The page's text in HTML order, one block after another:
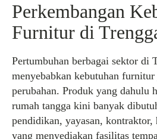
Perkembangan
Furnitur di
Pertumbuhan berbagai sektor di
menyebabkan kebutuhan
perubahan. Produk yang dahulu
rumah tangga kini banyak
pendidikan, yayasan, kontraktor,
yang menyediakan fasilitas